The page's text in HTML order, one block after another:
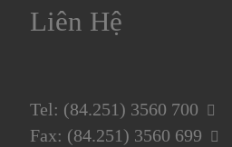
Liên Hệ
Tel: (84.251) 3560 700
Fax: (84.251) 3560 699